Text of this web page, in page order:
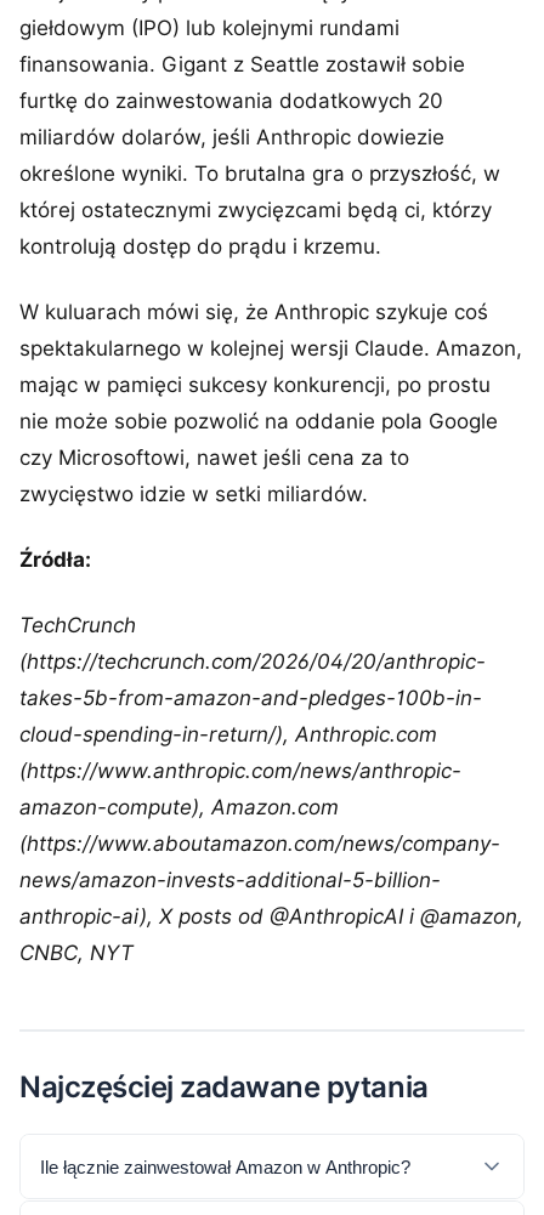
giełdowym (IPO) lub kolejnymi rundami
finansowania. Gigant z Seattle zostawił sobie
furtkę do zainwestowania dodatkowych 20
miliardów dolarów, jeśli Anthropic dowiezie
określone wyniki. To brutalna gra o przyszłość, w
której ostatecznymi zwycięzcami będą ci, którzy
kontrolują dostęp do prądu i krzemu.
W kuluarach mówi się, że Anthropic szykuje coś
spektakularnego w kolejnej wersji Claude. Amazon,
mając w pamięci sukcesy konkurencji, po prostu
nie może sobie pozwolić na oddanie pola Google
czy Microsoftowi, nawet jeśli cena za to
zwycięstwo idzie w setki miliardów.
Źródła:
TechCrunch
(https://techcrunch.com/2026/04/20/anthropic-
takes-5b-from-amazon-and-pledges-100b-in-
cloud-spending-in-return/), Anthropic.com
(https://www.anthropic.com/news/anthropic-
amazon-compute), Amazon.com
(https://www.aboutamazon.com/news/company-
news/amazon-invests-additional-5-billion-
anthropic-ai), X posts od @AnthropicAI i @amazon,
CNBC, NYT
Najczęściej zadawane pytania
Ile łącznie zainwestował Amazon w Anthropic?